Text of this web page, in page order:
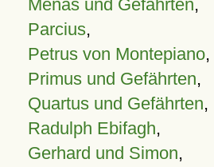
Menas und Gefährten,
Parcius,
Petrus von Montepiano,
Primus und Gefährten,
Quartus und Gefährten,
Radulph Ebifagh,
Gerhard und Simon,